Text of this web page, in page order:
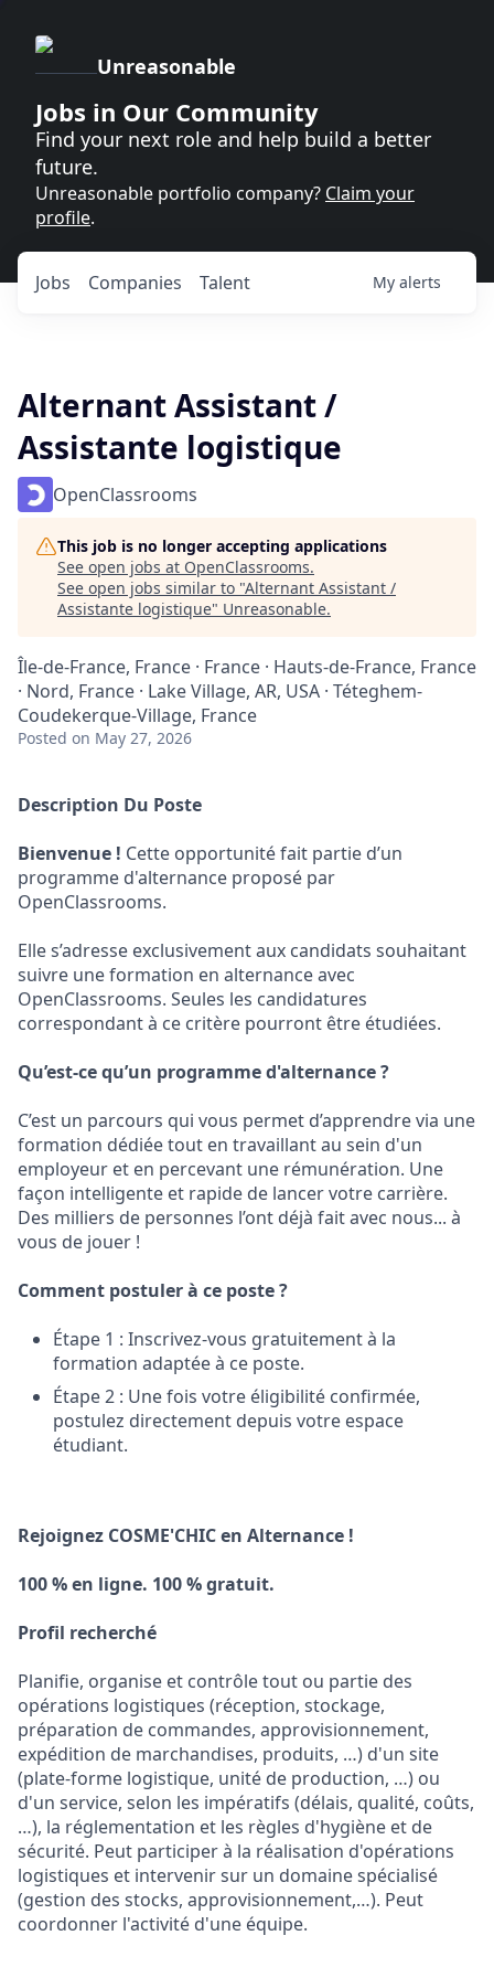
Unreasonable
Jobs in Our Community
Find your next role and help build a better
future.
Unreasonable portfolio company? Claim your
profile.
Jobs Companies Talent My alerts
Alternant Assistant /
Assistante logistique
OpenClassrooms
This job is no longer accepting applications
See open jobs at OpenClassrooms.
See open jobs similar to "Alternant Assistant /
Assistante logistique" Unreasonable.
Île-de-France, France · France · Hauts-de-France, France
· Nord, France · Lake Village, AR, USA · Téteghem-
Coudekerque-Village, France
Posted on May 27, 2026
Description Du Poste
Bienvenue ! Cette opportunité fait partie d’un
programme d'alternance proposé par
OpenClassrooms.
Elle s’adresse exclusivement aux candidats souhaitant
suivre une formation en alternance avec
OpenClassrooms. Seules les candidatures
correspondant à ce critère pourront être étudiées.
Qu’est-ce qu’un programme d'alternance ?
C’est un parcours qui vous permet d’apprendre via une
formation dédiée tout en travaillant au sein d'un
employeur et en percevant une rémunération. Une
façon intelligente et rapide de lancer votre carrière.
Des milliers de personnes l’ont déjà fait avec nous... à
vous de jouer !
Comment postuler à ce poste ?
Étape 1 : Inscrivez-vous gratuitement à la
formation adaptée à ce poste.
Étape 2 : Une fois votre éligibilité confirmée,
postulez directement depuis votre espace
étudiant.
Rejoignez COSME'CHIC en Alternance !
100 % en ligne. 100 % gratuit.
Profil recherché
Planifie, organise et contrôle tout ou partie des
opérations logistiques (réception, stockage,
préparation de commandes, approvisionnement,
expédition de marchandises, produits, …) d'un site
(plate-forme logistique, unité de production, …) ou
d'un service, selon les impératifs (délais, qualité, coûts,
…), la réglementation et les règles d'hygiène et de
sécurité. Peut participer à la réalisation d'opérations
logistiques et intervenir sur un domaine spécialisé
(gestion des stocks, approvisionnement,…). Peut
coordonner l'activité d'une équipe.